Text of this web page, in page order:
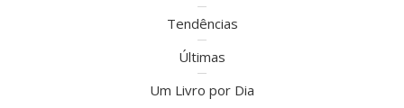
Tendências
Últimas
Um Livro por Dia